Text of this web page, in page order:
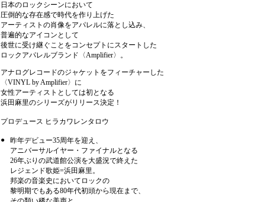
日本のロックシーンにおいて
圧倒的な存在感で時代を作り上げた
アーティストの肖像をアパレルに落とし込み、
普遍的なアイコンとして
後世に受け継ぐことをコンセプトにスタートした
ロックアパレルブランド〈Amplifier〉。
アナログレコードのジャケットをフィーチャーした
〈VINYL by Amplifier〉に
女性アーティストとしては初となる
浜田麻里のシリーズがリリース決定！
プロデュース ヒラカワレンタロウ
●
昨年デビュー35周年を迎え、
アニバーサルイヤー・ファイナルとなる
26年ぶりの武道館公演を大盛況で終えた
レジェンド歌姫=浜田麻里。
邦楽の音楽史においてロックの
黎明期でもある80年代初頭から現在まで、